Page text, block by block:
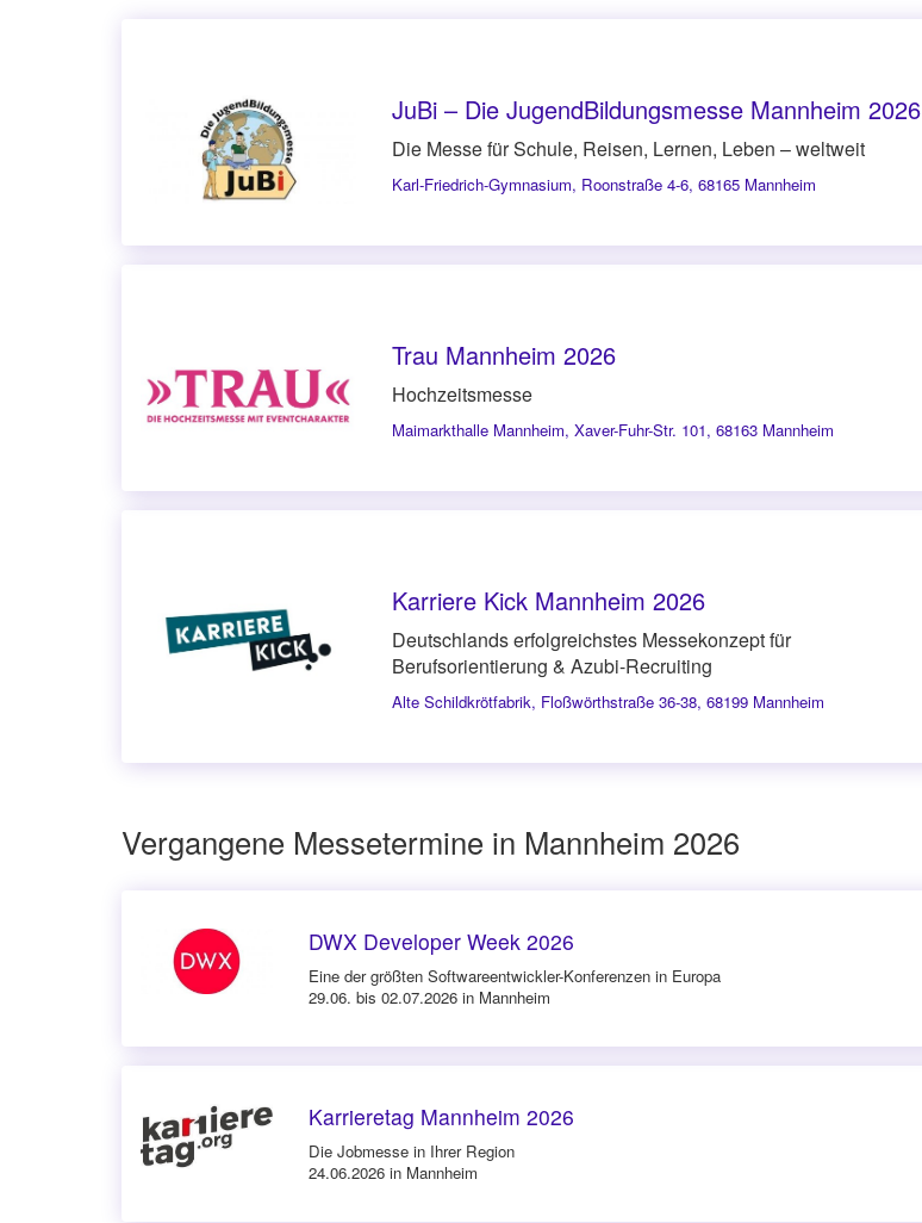
JuBi – Die JugendBildungsmesse Mannheim 2026
Die Messe für Schule, Reisen, Lernen, Leben – weltweit
Karl-Friedrich-Gymnasium, Roonstraße 4-6, 68165 Mannheim
Trau Mannheim 2026
Hochzeitsmesse
Maimarkthalle Mannheim,Xaver-Fuhr-Str. 101, 68163 Mannheim
Karriere Kick Mannheim 2026
Deutschlands erfolgreichstes Messekonzept für
Berufsorientierung & Azubi-Recruiting
Alte Schildkrötfabrik, Floßwörthstraße 36-38, 68199 Mannheim
Vergangene Messetermine in Mannheim 2026
DWX Developer Week 2026
Eine der größten Softwareentwickler-Konferenzen in Europa
29.06. bis 02.07.2026 in Mannheim
Karrieretag Mannheim 2026
Die Jobmesse in Ihrer Region
24.06.2026 in Mannheim